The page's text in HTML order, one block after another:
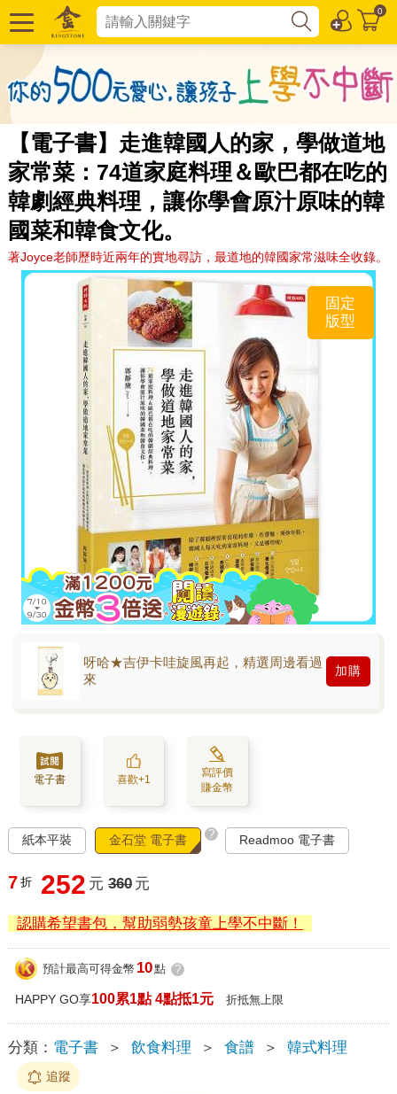
0
【電子書】走進韓國人的家，學做道地
家常菜：74道家庭料理＆歐巴都在吃的
韓劇經典料理，讓你學會原汁原味的韓
國菜和韓食文化。
著Joyce老師歷時近兩年的實地尋訪，最道地的韓國家常滋味全收錄。
固定
版型
呀哈★吉伊卡哇旋風再起，精選周邊看過
來
加購
電子書 喜歡+1
寫評價
賺金幣
紙本平裝 金石堂 電子書 ? Readmoo 電子書
7 折 252 元 360 元
認購希望書包，幫助弱勢孩童上學不中斷！
預計最高可得金幣 10點 ?
HAPPY GO享100累1點 4點抵1元 折抵無上限
分類： 電子書 ＞ 飲食料理 ＞ 食譜 ＞ 韓式料理
追蹤